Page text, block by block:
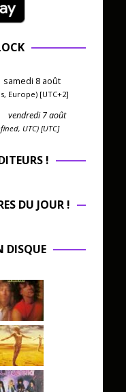
samedi 8 août
Europe) [UTC+2]
vendredi 7 août
UTC) [UTC]
!
DU JOUR !
DISQUE